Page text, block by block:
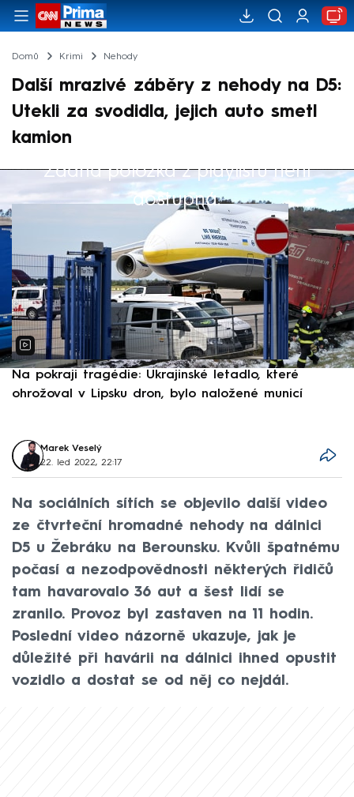
Domů Krimi Nehody
Další mrazivé záběry z nehody na D5:
Utekli za svodidla, jejich auto smetl
kamion
Žádná položka z playlistu není
dostupná.
Výběr redakce
Na pokraji tragédie: Ukrajinské letadlo, které
ohrožoval v Lipsku dron, bylo naložené municí
Marek Veselý
22. led 2022, 22:17
Na sociálních sítích se objevilo další video
ze čtvrteční hromadné nehody na dálnici
D5 u Žebráku na Berounsku. Kvůli špatnému
počasí a nezodpovědnosti některých řidičů
tam havarovalo 36 aut a šest lidí se
zranilo. Provoz byl zastaven na 11 hodin.
Poslední video názorně ukazuje, jak je
důležité při havárii na dálnici ihned opustit
vozidlo a dostat se od něj co nejdál.